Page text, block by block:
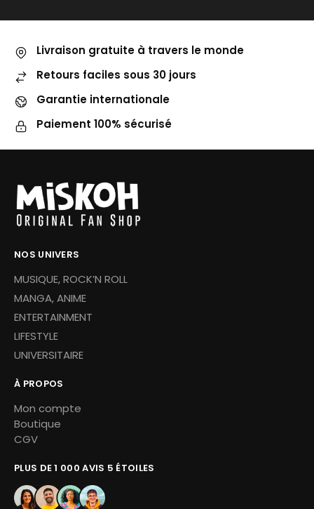
Livraison gratuite à travers le monde
Retours faciles sous 30 jours
Garantie internationale
Paiement 100% sécurisé
NOS UNIVERS
MUSIQUE, ROCK’N ROLL
MANGA, ANIME
ENTERTAINMENT
LIFESTYLE
UNIVERSITAIRE
À PROPOS
Mon compte
Boutique
CGV
PLUS DE 1 000 AVIS 5 ÉTOILES